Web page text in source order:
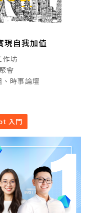
現自我加值
作坊
會
、時事論壇
入門